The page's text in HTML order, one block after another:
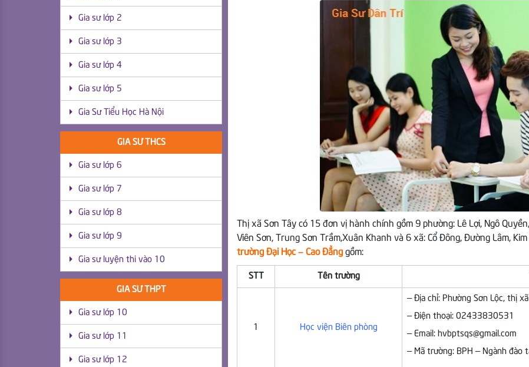
Thị xã Sơn Tây có 15 đơn vị hành chính gồm 9 phường: Lê Lợi, Ngô
Viên Sơn, Trung Sơn Trầm,Xuân Khanh và 6 xã: Cổ Đông, Đường Lâm,
trường Đại Học – Cao Đẳng gồm:
STT Tên trường
Học viện Biên phòng
– Địa chỉ: Phường Sơn Lộc, thị
– Điện thoại: 02433830531
– Email: hvbptsqs@gmail.com
– Mã trường: BPH – Ngành đào
Gia sư lớp 2
Gia sư lớp 3
Gia sư lớp 4
Gia sư lớp 5
Gia Sư Tiểu Học Hà Nội
GIA SƯ THCS
Gia sư lớp 6
Gia sư lớp 7
Gia sư lớp 8
Gia sư lớp 9
Gia sư luyện thi vào 10
GIA SƯ THPT
Gia sư lớp 10
Gia sư lớp 11
Gia sư lớp 12